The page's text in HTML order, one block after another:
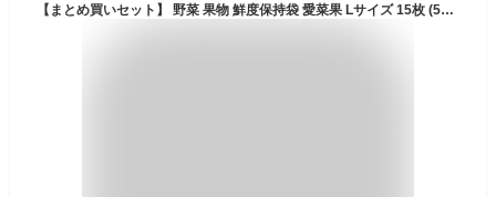
【まとめ買いセット】 野菜 果物 鮮度保持袋 愛菜果 Lサイズ 15枚 (5枚入×3セット)